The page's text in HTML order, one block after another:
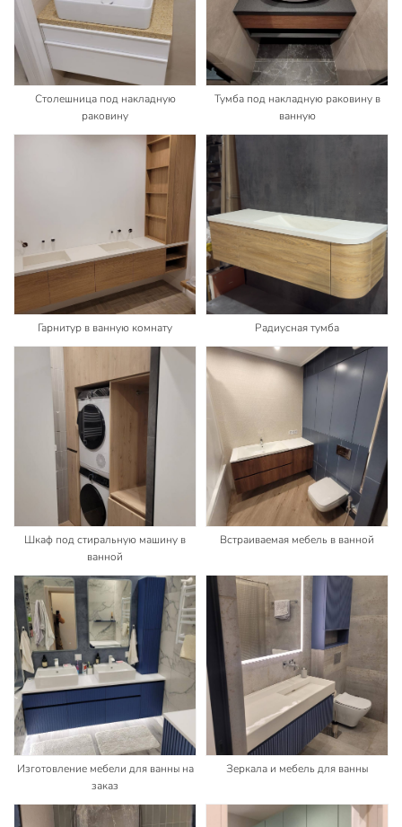
Столешница под накладную
раковину
Тумба под накладную раковину в
ванную
Гарнитур в ванную комнату Радиусная тумба
Шкаф под стиральную машину в
ванной
Встраиваемая мебель в ванной
Изготовление мебели для ванны на
заказ
Зеркала и мебель для ванны